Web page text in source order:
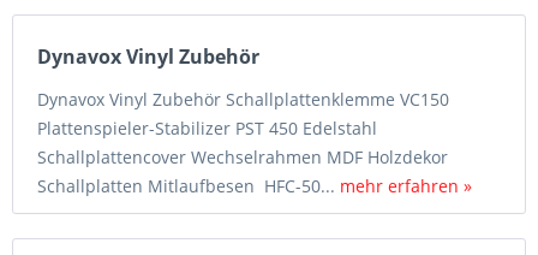
Dynavox Vinyl Zubehör
Dynavox Vinyl Zubehör Schallplattenklemme VC150
Plattenspieler-Stabilizer PST 450 Edelstahl
Schallplattencover Wechselrahmen MDF Holzdekor
Schallplatten Mitlaufbesen HFC-50... mehr erfahren »